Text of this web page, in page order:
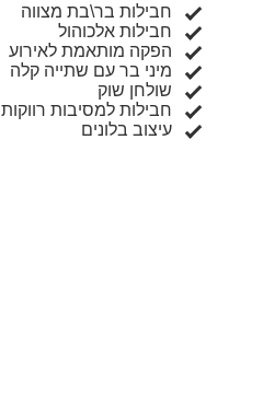
חבילות בר\בת מצווה
חבילות אלכוהול
הפקה מותאמת לאירוע
מיני בר עם שתייה קלה
שולחן שוק
חבילות למסיבות רווקות
עיצוב בלונים